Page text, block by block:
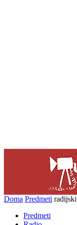
Doma Predmeti
Predmeti